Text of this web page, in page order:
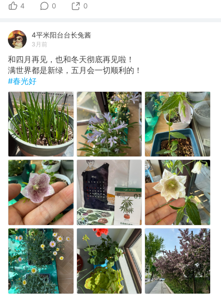
4 0 0
4平米阳台台长兔酱
3月前
和四月再见，也和冬天彻底再见啦！
满世界都是新绿，五月会一切顺利的！
#春光好